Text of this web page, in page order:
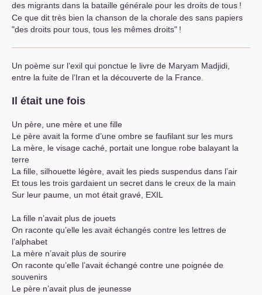
des migrants dans la bataille générale pour les droits de tous !
Ce que dit très bien la chanson de la chorale des sans papiers
"des droits pour tous, tous les mêmes droits" !
Un poème sur l’exil qui ponctue le livre de Maryam Madjidi,
entre la fuite de l’Iran et la découverte de la France.
Il était une fois
Un père, une mère et une fille
Le père avait la forme d’une ombre se faufilant sur les murs
La mère, le visage caché, portait une longue robe balayant la
terre
La fille, silhouette légère, avait les pieds suspendus dans l’air
Et tous les trois gardaient un secret dans le creux de la main
Sur leur paume, un mot était gravé, EXIL
La fille n’avait plus de jouets
On raconte qu’elle les avait échangés contre les lettres de
l’alphabet
La mère n’avait plus de sourire
On raconte qu’elle l’avait échangé contre une poignée de
souvenirs
Le père n’avait plus de jeunesse